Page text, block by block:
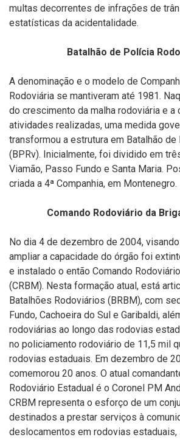
multas decorrentes de infrações de
estatísticas da acidentalidade.
Batalhão de Polícia
A denominação e o modelo de
Rodoviária se mantiveram até 1981.
do crescimento da malha rodoviária e a
atividades realizadas, uma medida
transformou a estrutura em Batalhão
(BPRv). Inicialmente, foi dividido em
Viamão, Passo Fundo e Santa Maria.
criada a 4ª Companhia, em Montenegro.
Comando Rodoviário da
No dia 4 de dezembro de 2004,
ampliar a capacidade do órgão foi
e instalado o então Comando
(CRBM). Nesta formação atual, está
Batalhões Rodoviários (BRBM), com
Fundo, Cachoeira do Sul e Garibaldi,
rodoviárias ao longo das rodovias
no policiamento rodoviário de 11,5 mil
rodovias estaduais. Em dezembro de
comemorou 20 anos. O atual
Rodoviário Estadual é o Coronel PM
CRBM representa o esforço de um
destinados a prestar serviços à
deslocamentos em rodovias estaduais,